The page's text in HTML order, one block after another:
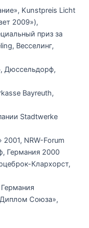
Kunstpreis Licht
2009»),
приз за
Весселинг,
Дюссельдорф,
Bayreuth,
Stadtwerke
NRW-Forum
Германия 2000
Клархорст,
Союза»,